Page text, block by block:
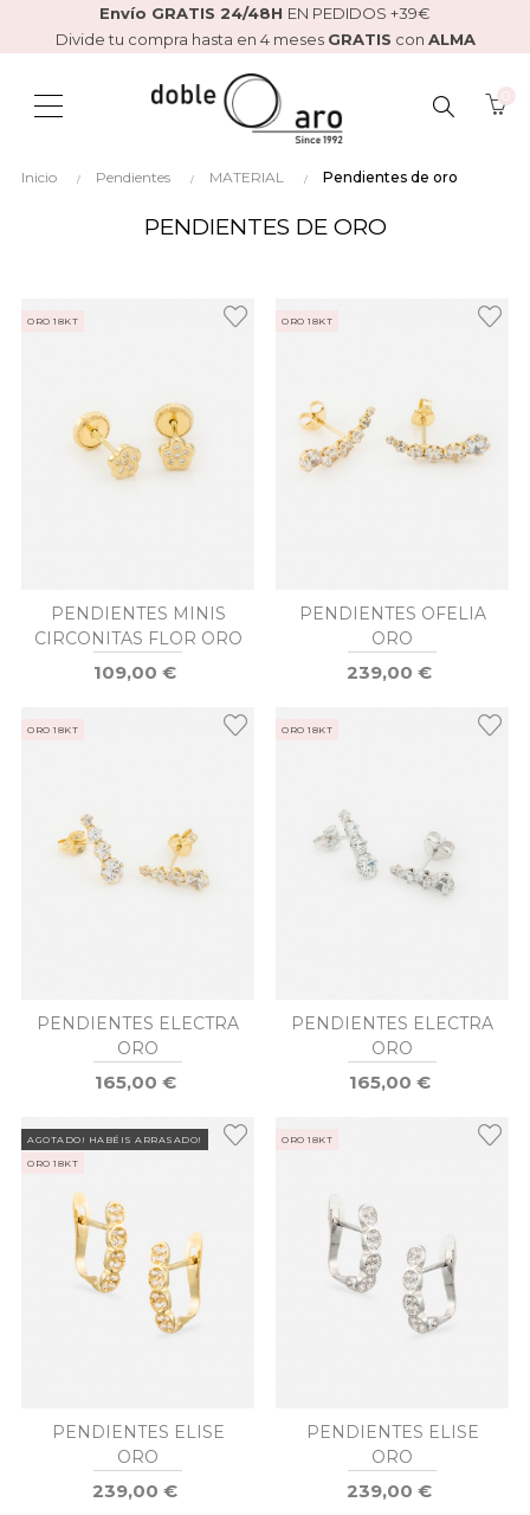
Envío GRATIS 24/48H EN PEDIDOS +39€
Divide tu compra hasta en 4 meses GRATIS con ALMA
BUSCAR
AQUÍ...
Inicio Pendientes MATERIAL Pendientes de oro
PENDIENTES DE ORO
ORO 18KT
PENDIENTES MINIS
CIRCONITAS FLOR ORO
109,00 €
ORO 18KT
PENDIENTES OFELIA
ORO
239,00 €
ORO 18KT
PENDIENTES ELECTRA
ORO
165,00 €
ORO 18KT
PENDIENTES ELECTRA
ORO
165,00 €
AGOTADO! HABÉIS ARRASADO!
ORO 18KT
PENDIENTES ELISE
ORO
239,00 €
ORO 18KT
PENDIENTES ELISE
ORO
239,00 €